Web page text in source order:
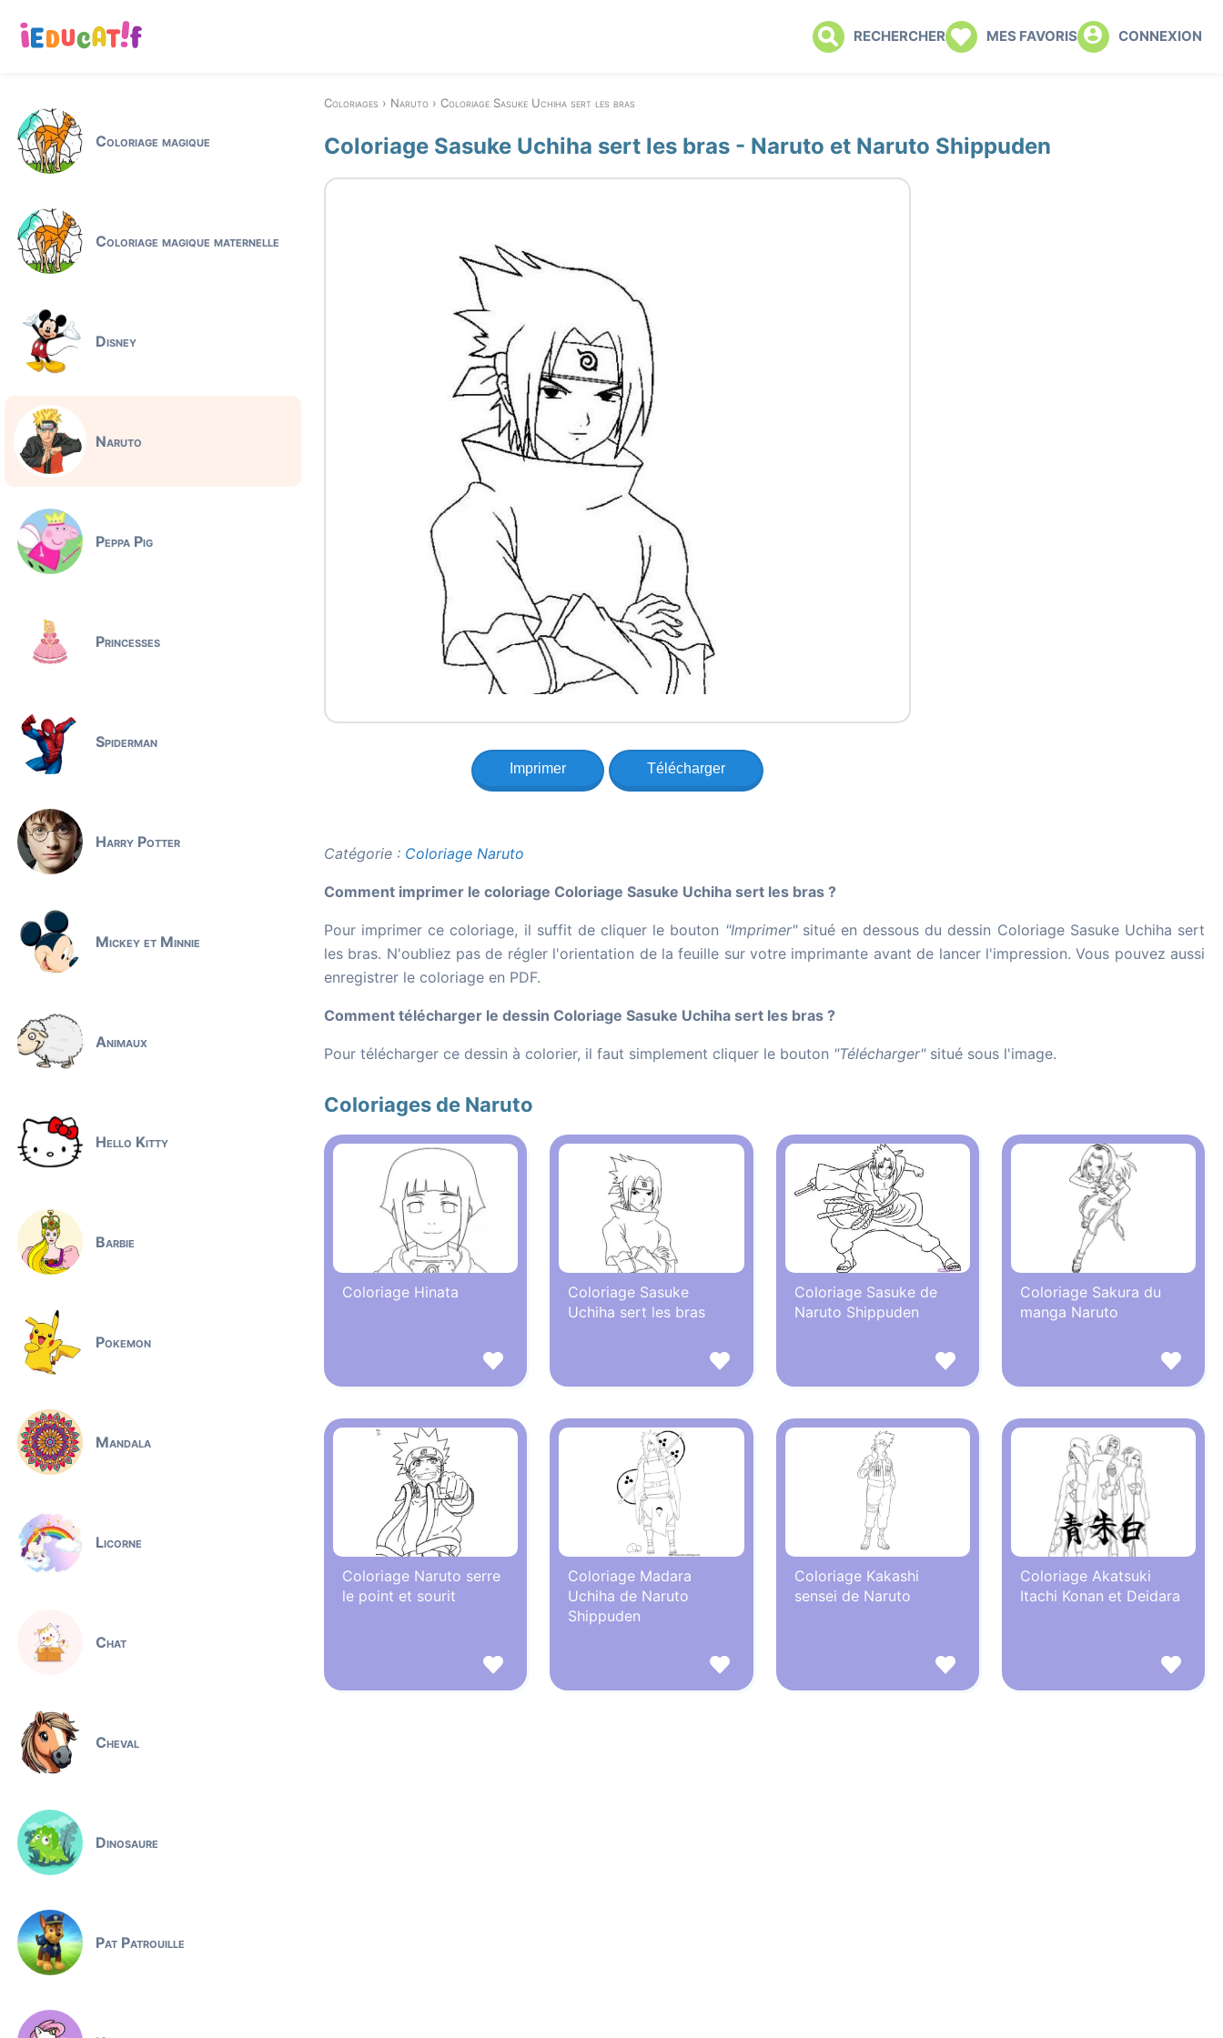
RECHERCHER MES FAVORIS CONNEXION
Coloriage magique
Coloriage magique maternelle
Disney
Naruto
Peppa Pig
Princesses
Spiderman
Harry Potter
Mickey et Minnie
Animaux
Hello Kitty
Barbie
Pokemon
Mandala
Licorne
Chat
Cheval
Dinosaure
Pat Patrouille
Coloriages Naruto Coloriage Sasuke Uchiha sert les bras
Coloriage Sasuke Uchiha sert les bras - Naruto et Naruto Shippuden
Imprimer Télécharger
Catégorie : Coloriage Naruto
Comment imprimer le coloriage Coloriage Sasuke Uchiha sert les bras ?
Pour imprimer ce coloriage, il suffit de cliquer le bouton "Imprimer"situé en dessous du dessin Coloriage Sasuke Uchiha sert
les bras. N'oubliez pas de régler l'orientation de la feuille sur votre imprimante avant de lancer l'impression. Vous pouvez aussi
enregistrer le coloriage en PDF.
Comment télécharger le dessin Coloriage Sasuke Uchiha sert les bras ?
Pour télécharger ce dessin à colorier, il faut simplement cliquer le bouton "Télécharger"situé sous l'image.
Coloriages de Naruto
Coloriage Hinata
Coloriage Sasuke
Uchiha sert les bras
Coloriage Sasuke de
Naruto Shippuden
Coloriage Sakura du
manga Naruto
Coloriage Naruto serre
le point et sourit
Coloriage Madara
Uchiha de Naruto
Shippuden
Coloriage Kakashi
sensei de Naruto
Coloriage Akatsuki
Itachi Konan et Deidara